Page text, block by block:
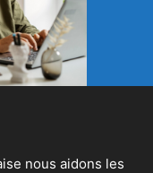
nous aidons les